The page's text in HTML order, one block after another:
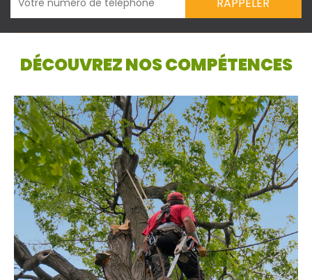
DÉCOUVREZ NOS COMPÉTENCES